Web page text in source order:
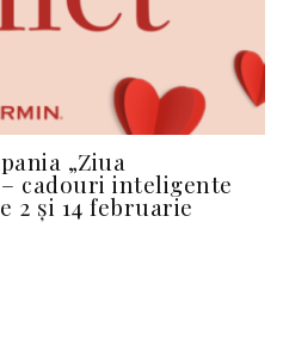
„Ziua
cadouri inteligente
2 și 14 februarie